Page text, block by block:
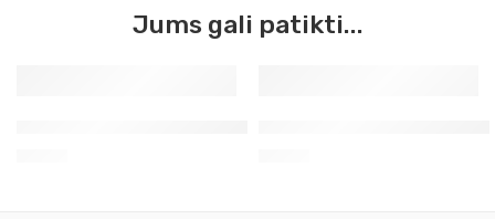
Jums gali patikti...